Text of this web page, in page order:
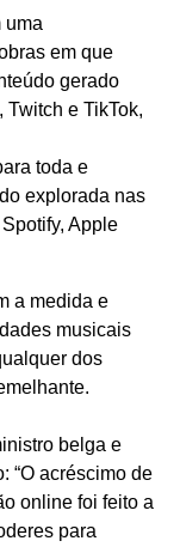
uma
em que
gerado
e TikTok,
toda e
explorada nas
Apple
a medida e
musicais
dos
belga e
“O acréscimo de
online foi feito a
para